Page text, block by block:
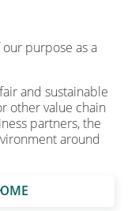
purpose as a
and sustainable
other value chain
partners, the
around